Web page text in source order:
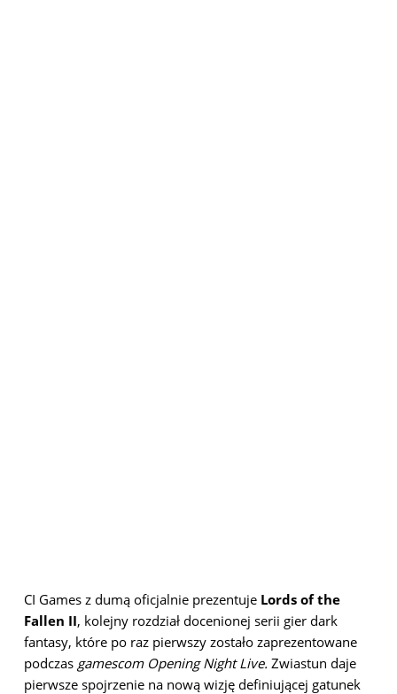
CI Games z dumą oficjalnie prezentuje Lords of the
Fallen II, kolejny rozdział docenionej serii gier dark
fantasy, które po raz pierwszy zostało zaprezentowane
podczas gamescom Opening Night Live. Zwiastun daje
pierwsze spojrzenie na nową wizję definiującej gatunek